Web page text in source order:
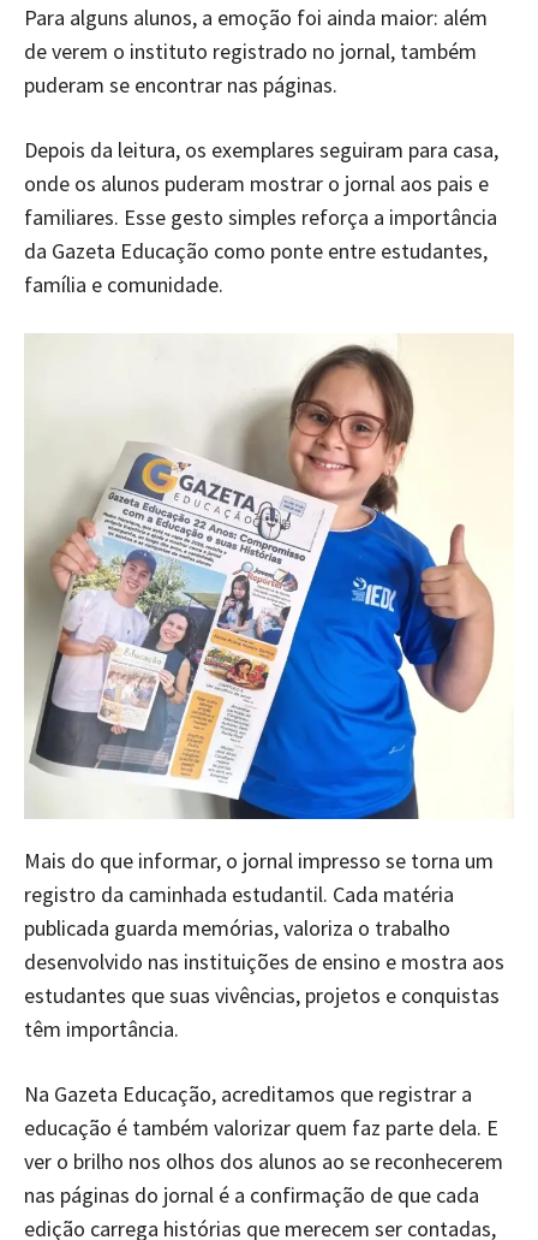
Para alguns alunos, a emoção foi ainda maior: além
de verem o instituto registrado no jornal, também
puderam se encontrar nas páginas.
Depois da leitura, os exemplares seguiram para casa,
onde os alunos puderam mostrar o jornal aos pais e
familiares. Esse gesto simples reforça a importância
da Gazeta Educação como ponte entre estudantes,
família e comunidade.
Mais do que informar, o jornal impresso se torna um
registro da caminhada estudantil. Cada matéria
publicada guarda memórias, valoriza o trabalho
desenvolvido nas instituições de ensino e mostra aos
estudantes que suas vivências, projetos e conquistas
têm importância.
Na Gazeta Educação, acreditamos que registrar a
educação é também valorizar quem faz parte dela. E
ver o brilho nos olhos dos alunos ao se reconhecerem
nas páginas do jornal é a confirmação de que cada
edição carrega histórias que merecem ser contadas,